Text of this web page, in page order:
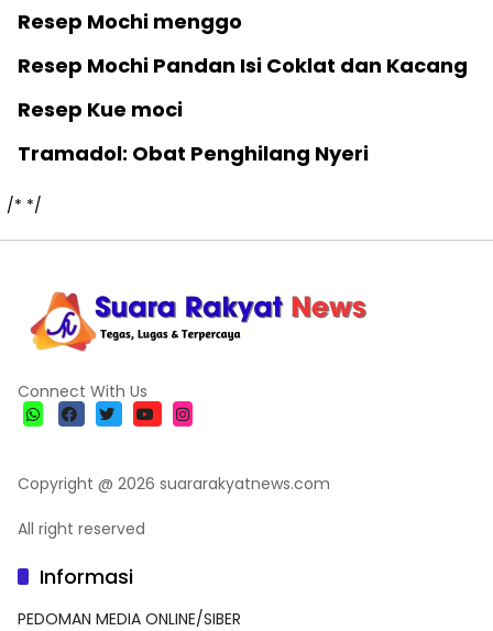
Resep Mochi menggo
Resep Mochi Pandan Isi Coklat dan Kacang
Resep Kue moci
Tramadol: Obat Penghilang Nyeri
/* */
Connect With Us
Copyright @ 2026 suararakyatnews.com
All right reserved
Informasi
PEDOMAN MEDIA ONLINE/SIBER